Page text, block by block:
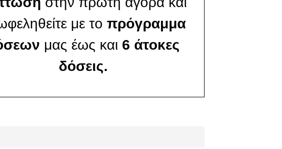
με το πρόγραμμα
μας έως και 6 άτοκες
δόσεις.